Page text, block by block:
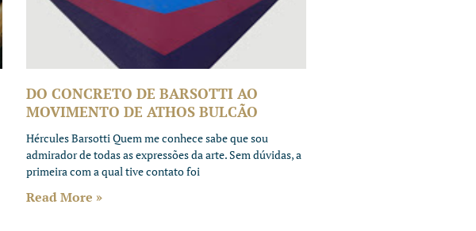
DO CONCRETO DE BARSOTTI AO
MOVIMENTO DE ATHOS BULCÃO
Hércules Barsotti Quem me conhece sabe que sou
admirador de todas as expressões da arte. Sem dúvidas, a
primeira com a qual tive contato foi
Read More »